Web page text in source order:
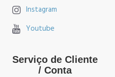
Instagram
Youtube
Serviço de Cliente
/ Conta